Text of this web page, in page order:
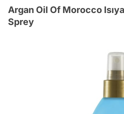
Argan Oil Of Morocco
Sprey